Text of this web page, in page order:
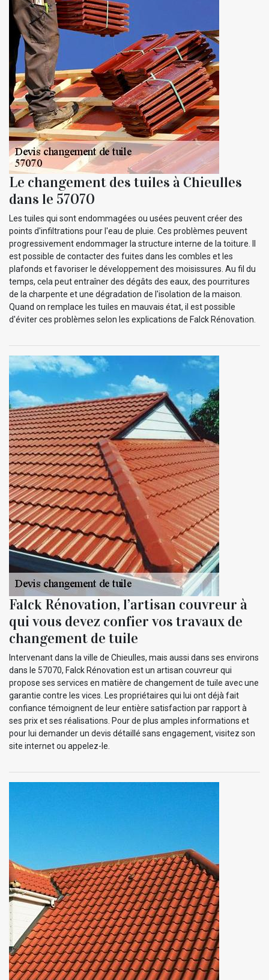
Le changement des tuiles à Chieulles
dans le 57070
Les tuiles qui sont endommagées ou usées peuvent créer des
points d'infiltrations pour l'eau de pluie. Ces problèmes peuvent
progressivement endommager la structure interne de la toiture. Il
est possible de contacter des fuites dans les combles et les
plafonds et favoriser le développement des moisissures. Au fil du
temps, cela peut entraîner des dégâts des eaux, des pourritures
de la charpente et une dégradation de l'isolation de la maison.
Quand on remplace les tuiles en mauvais état, il est possible
d'éviter ces problèmes selon les explications de Falck Rénovation.
Falck Rénovation, l’artisan couvreur à
qui vous devez confier vos travaux de
changement de tuile
Intervenant dans la ville de Chieulles, mais aussi dans ses environs
dans le 57070, Falck Rénovation est un artisan couvreur qui
propose ses services en matière de changement de tuile avec une
garantie contre les vices. Les propriétaires qui lui ont déjà fait
confiance témoignent de leur entière satisfaction par rapport à
ses prix et ses réalisations. Pour de plus amples informations et
pour lui demander un devis détaillé sans engagement, visitez son
site internet ou appelez-le.